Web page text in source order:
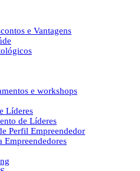
e Vantagens
e workshops
Líderes
de Líderes
Perfil Empreendedor
Empreendedores